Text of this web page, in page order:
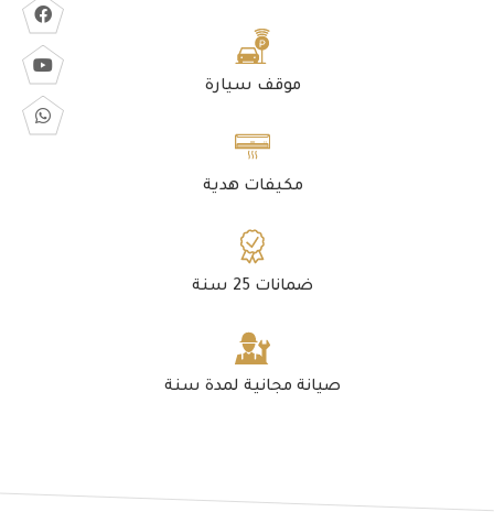
موقف سيارة
مكيفات هدية
ضمانات 25 سنة
صيانة مجانية لمدة سنة